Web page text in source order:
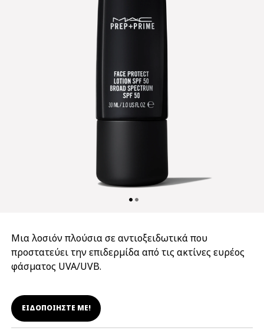
Μια λοσιόν πλούσια σε αντιοξειδωτικά που
προστατεύει την επιδερμίδα από τις ακτίνες ευρέος
φάσματος UVA/UVB.
ΕΙΔΟΠΟΙΗΣΤΕ ΜΕ!